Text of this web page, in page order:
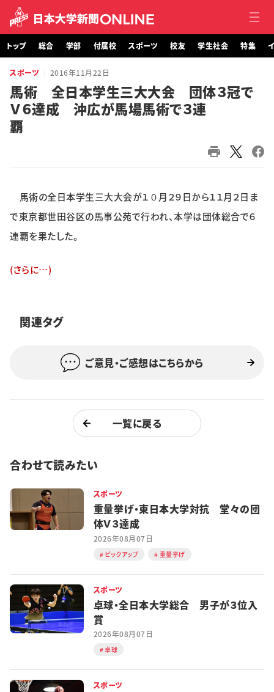
トップ
総合
スポーツ
イベント
購読 日大文芸賞
トップ 総合 学部 付属校 スポーツ 校友 学生社会 特集
スポーツ 2016年11月22日
馬術 全日本学生三大大会 団体３冠で
Ｖ６達成 沖広が馬場馬術で３連
覇
馬術の全日本学生三大大会が１０月２９日から１１月２日ま
で東京都世田谷区の馬事公苑で行われ、本学は団体総合で６
連覇を果たした。
(さらに…)
関連タグ
ご意見・ご感想はこちらから
一覧に戻る
合わせて読みたい
スポーツ
重量挙げ・東日本大学対抗 堂々の団
体Ｖ３達成
2026年08月07日
ピックアップ 重量挙げ
スポーツ
卓球・全日本大学総合 男子が３位入
賞
2026年08月07日
卓球
スポーツ